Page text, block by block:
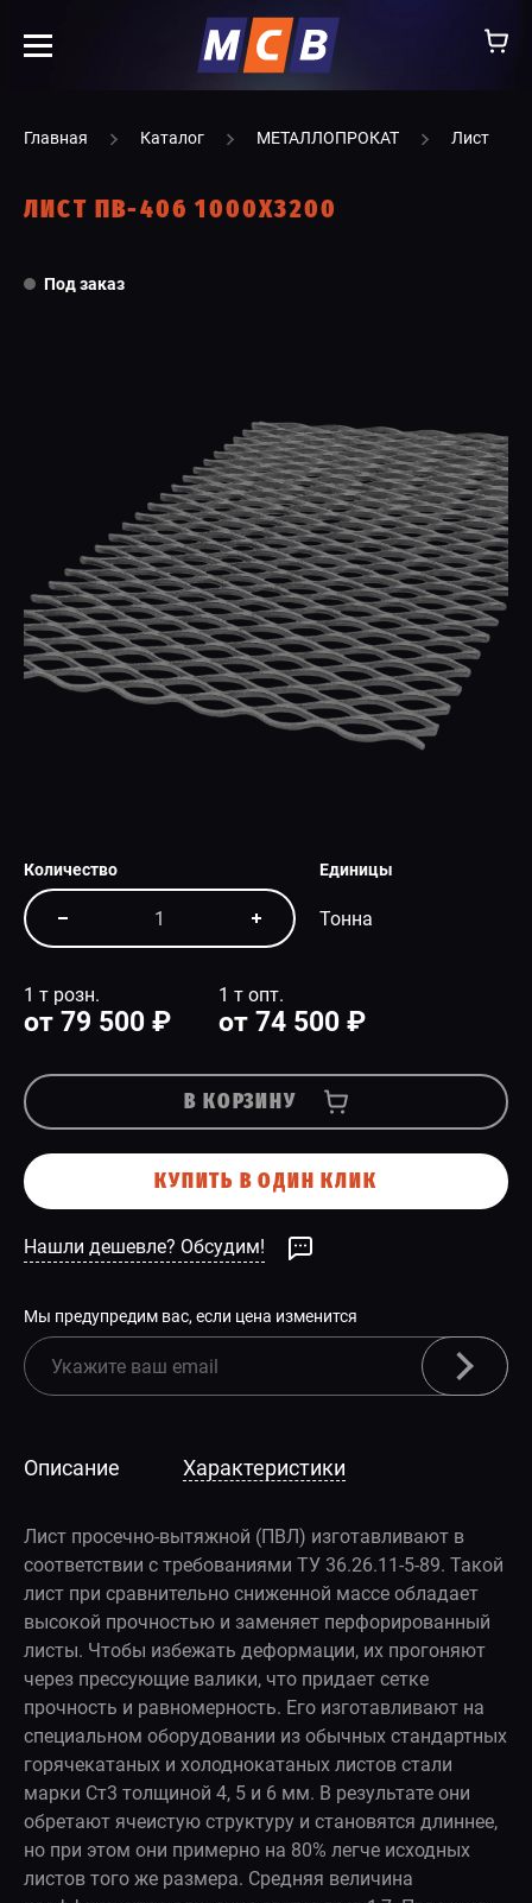
КАТАЛОГ
УСЛУГИ
КОНТАКТЫ
СПЕЦПРЕДЛОЖЕНИЕ
Главная Каталог МЕТАЛЛОПРОКАТ Лист
ЛИСТ ПВ-406 1000Х3200
Под заказ
Количество Единицы
Тонна
1 т розн.
от 79 500 ₽
1 т опт.
от 74 500 ₽
В КОРЗИНУ
КУПИТЬ В ОДИН КЛИК
Нашли дешевле? Обсудим!
Мы предупредим вас, если цена изменится
Описание Характеристики
Лист просечно-вытяжной (ПВЛ) изготавливают в
соответствии с требованиями ТУ 36.26.11-5-89. Такой
лист при сравнительно сниженной массе обладает
высокой прочностью и заменяет перфорированный
листы. Чтобы избежать деформации, их прогоняют
через прессующие валики, что придает сетке
прочность и равномерность. Его изготавливают на
специальном оборудовании из обычных стандартных
горячекатаных и холоднокатаных листов стали
марки Ст3 толщиной 4, 5 и 6 мм. В результате они
обретают ячеистую структуру и становятся длиннее,
но при этом они примерно на 80% легче исходных
листов того же размера. Средняя величина